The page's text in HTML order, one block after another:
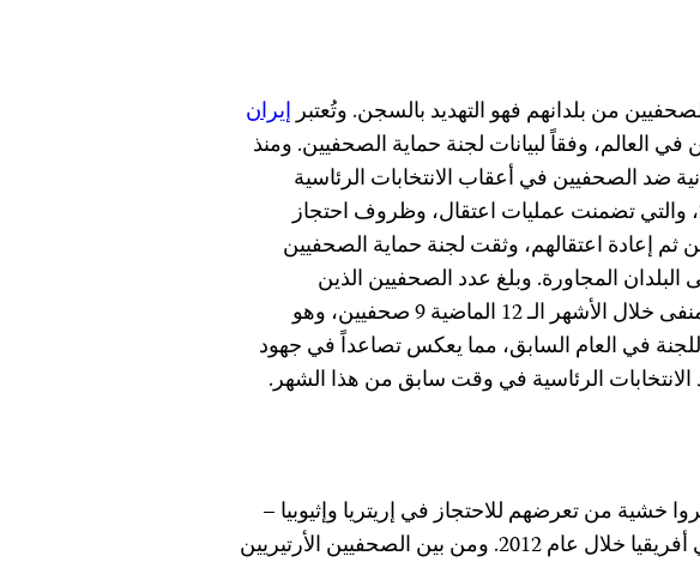
من بلدانهم فهو التهديد بالسجن. وتُعتبرإيران
وفقاً لبيانات لجنة حماية الصحفيين. ومنذ
ضد الصحفيين في أعقاب الانتخابات الرئاسية
المتنازع عليها التي جرت في عام 2009، والتي تضمنت عمليات اعتقال، وظروف احتجاز
إعادة اعتقالهم، وثقت لجنة حماية الصحفيين
المجاورة. وبلغ عدد الصحفيين الذين
ساعدتهم لجنة حماية الصحفيين في المنفى خلال الأشهر الـ 12 الماضية 9 صحفيين، وهو
في العام السابق، مما يعكس تصاعداً في جهود
الرئاسية في وقت سابق من هذا الشهر.
خشية من تعرضهم للاحتجاز في إريتريا وإثيوبيا –
للصحفيين في أفريقيا خلال عام 2012. ومن بين الصحفيين الأرتيريين